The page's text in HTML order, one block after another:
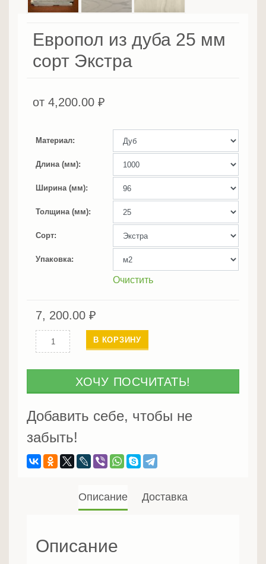
Европол из дуба 25 мм
сорт Экстра
от 4,200.00 ₽
Материал
Длина (мм)
Ширина (мм)
Толщина (мм)
Сорт
Упаковка
Очистить
7, 200.00 ₽
Количество
Европол
25
мм
сорт
Экстра
В КОРЗИНУ
ХОЧУ ПОСЧИТАТЬ!
Добавить себе, чтобы не
забыть!
Описание Доставка
Описание